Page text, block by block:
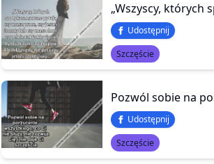
Udostępnij
Szczęście
Udostępnij
Szczęście